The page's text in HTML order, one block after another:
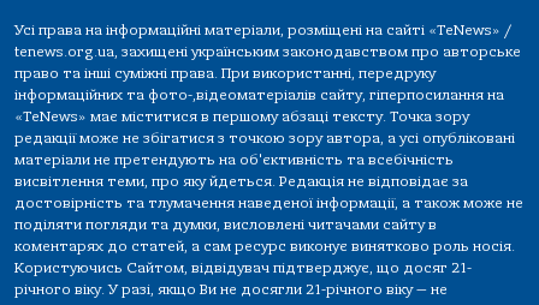
Усі права на інформаційні матеріали, розміщені на сайті «TeNews» /
tenews.org.ua, захищені українським законодавством про авторське
право та інші суміжні права. При використанні, передруку
інформаційних та фото-,відеоматеріалів сайту, гіперпосилання на
«TeNews» має міститися в першому абзаці тексту. Точка зору
редакції може не збігатися з точкою зору автора, а усі опубліковані
матеріали не претендують на об'єктивність та всебічність
висвітлення теми, про яку йдеться. Редакція не відповідає за
достовірність та тлумачення наведеної інформації, а також може не
поділяти погляди та думки, висловлені читачами сайту в
коментарях до статей, а сам ресурс виконує винятково роль носія.
Користуючись Сайтом, відвідувач підтверджує, що досяг 21-
річного віку. У разі, якщо Ви не досягли 21-річного віку — не